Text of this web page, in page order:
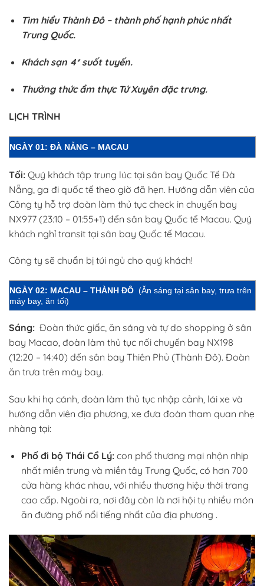
Tìm hiểu Thành Đô – thành phố hạnh phúc nhất
Trung Quốc.
Khách sạn 4* suốt tuyến.
Thưởng thức ẩm thực Tứ Xuyên đặc trưng.
LỊCH TRÌNH
NGÀY 01: ĐÀ NẴNG – MACAU
Tối: Quý khách tập trung lúc tại sân bay Quốc Tế Đà
Nẵng, ga đi quốc tế theo giờ đã hẹn. Hướng dẫn viên của
Công ty hỗ trợ đoàn làm thủ tục check in chuyến bay
NX977 (23:10 – 01:55+1) đến sân bay Quốc tế Macau. Quý
khách nghỉ transit tại sân bay Quốc tế Macau.
Công ty sẽ chuẩn bị túi ngủ cho quý khách!
NGÀY 02: MACAU – THÀNH ĐÔ (Ăn sáng tại sân bay, trưa trên
máy bay, ăn tối)
Sáng: Đoàn thức giấc, ăn sáng và tự do shopping ở sân
bay Macao, đoàn làm thủ tục nối chuyến bay NX198
(12:20 – 14:40) đến sân bay Thiên Phủ (Thành Đô). Đoàn
ăn trưa trên máy bay.
Sau khi hạ cánh, đoàn làm thủ tục nhập cảnh, lái xe và
hướng dẫn viên địa phương, xe đưa đoàn tham quan nhẹ
nhàng tại:
Phố đi bộ Thái Cổ Lý:con phố thương mại nhộn nhịp
nhất miền trung và miền tây Trung Quốc, có hơn 700
cửa hàng khác nhau, với nhiều thương hiệu thời trang
cao cấp. Ngoài ra, nơi đây còn là nơi hội tụ nhiều món
ăn đường phố nổi tiếng nhất của địa phương .